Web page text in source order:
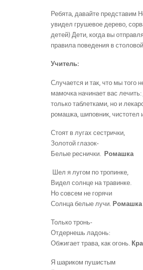
Ребята, давайте представим
увидел грушевое дерево,
детей) Дети, когда вы
правила поведения в
Учитель:
Случается и так, что мы того
мамочка начинает вас
только таблетками, но и
ромашка, шиповник, чистотел
Стоят в лугах сестрички,
Золотой глазок-
Белые реснички. Ромашка
Шел я лугом по тропинке,
Видел солнце на травинке.
Но совсем не горячи
Солнца белые лучи. Ромашка
Только тронь-
Отдернешь ладонь:
Обжигает трава, как огонь.
Я шариком пушистым